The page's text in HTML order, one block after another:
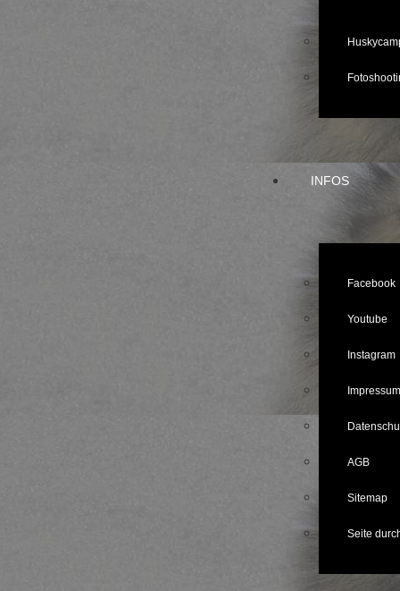
INFOS
Facebook
Youtube
Instagram
Impressum
AGB
Sitemap
Seite